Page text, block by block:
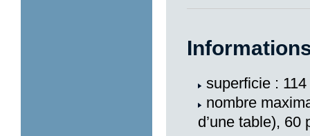
superficie :
nombre
d’une table), 60